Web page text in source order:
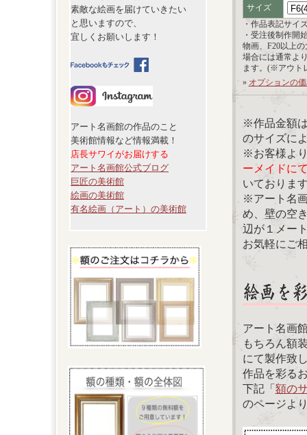
素敵な絵画を届けていきたい
と思いますので、
宜しくお願いします！
アート名画館の作品のこと
美術館情報など情報満載！
店長サワイがお届けする
アート名画館公式ブログ
巨匠の美術館
絵画の美術館
有名絵画（アート）の美術館
サイズ
・作品表記サイ
・受注後制作開
物画、F20以上
場合には通常よ
ます。(※アウト
» オプションの
※作品金額
のサイズに
※お客様よ
ーメイドに
いておりま
※アート名
め、壁の空
辺が１メー
お気軽にご
アート名画
もちろん額
にて製作致
作品を彩る
下記「額の
のページよ